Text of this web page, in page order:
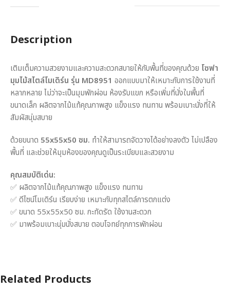
Description
เติมเต็มความสวยงามและความสะดวกสบายให้กับพื้นที่ของคุณด้วย โซฟา
มุมไม้สไตล์โมเดิร์น รุ่น MD8951 ออกแบบมาให้เหมาะกับการใช้งานที่
หลากหลาย ไม่ว่าจะเป็นมุมพักผ่อน ห้องรับแขก หรือเพิ่มที่นั่งในพื้นที่
ขนาดเล็ก ผลิตจากไม้แท้คุณภาพสูง แข็งแรง ทนทาน พร้อมเบาะนั่งที่ให้
สัมผัสนุ่มสบาย
ด้วยขนาด 55x55x50 ซม. ทำให้สามารถจัดวางได้อย่างลงตัว ไม่เปลือง
พื้นที่ และช่วยให้มุมห้องของคุณดูเป็นระเบียบและสวยงาม
คุณสมบัติเด่น:
✅ ผลิตจากไม้แท้คุณภาพสูง แข็งแรง ทนทาน
✅ ดีไซน์โมเดิร์น เรียบง่าย เหมาะกับทุกสไตล์การตกแต่ง
✅ ขนาด 55x55x50 ซม. กะทัดรัด ใช้งานสะดวก
✅ มาพร้อมเบาะนุ่มนั่งสบาย ตอบโจทย์ทุกการพักผ่อน
Related Products